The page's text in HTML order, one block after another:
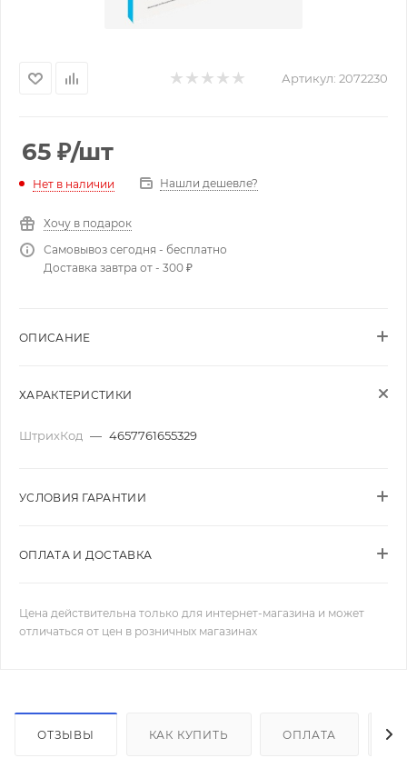
Артикул: 2072230
65 ₽/шт
Нет в наличии Нашли дешевле?
Хочу в подарок
Самовывоз сегодня - бесплатно
Доставка завтра от - 300 ₽
ОПИСАНИЕ
ХАРАКТЕРИСТИКИ
ШтрихКод — 4657761655329
УСЛОВИЯ ГАРАНТИИ
ОПЛАТА И ДОСТАВКА
Цена действительна только для интернет-магазина и может
отличаться от цен в розничных магазинах
ОТЗЫВЫ КАК КУПИТЬ ОПЛАТА